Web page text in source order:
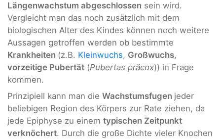
Längenwachstum abgeschlossen sein wird.
Vergleicht man das noch zusätzlich mit dem
biologischen Alter des Kindes können noch weitere
Aussagen getroffen werden ob bestimmte
Krankheiten (z.B. Kleinwuchs, Großwuchs,
vorzeitige Pubertät (Pubertas präcox)) in Frage
kommen.
Prinzipiell kann man die Wachstumsfugen jeder
beliebigen Region des Körpers zur Rate ziehen, da
jede Epiphyse zu einem typischen Zeitpunkt
verknöchert. Durch die große Dichte vieler Knochen